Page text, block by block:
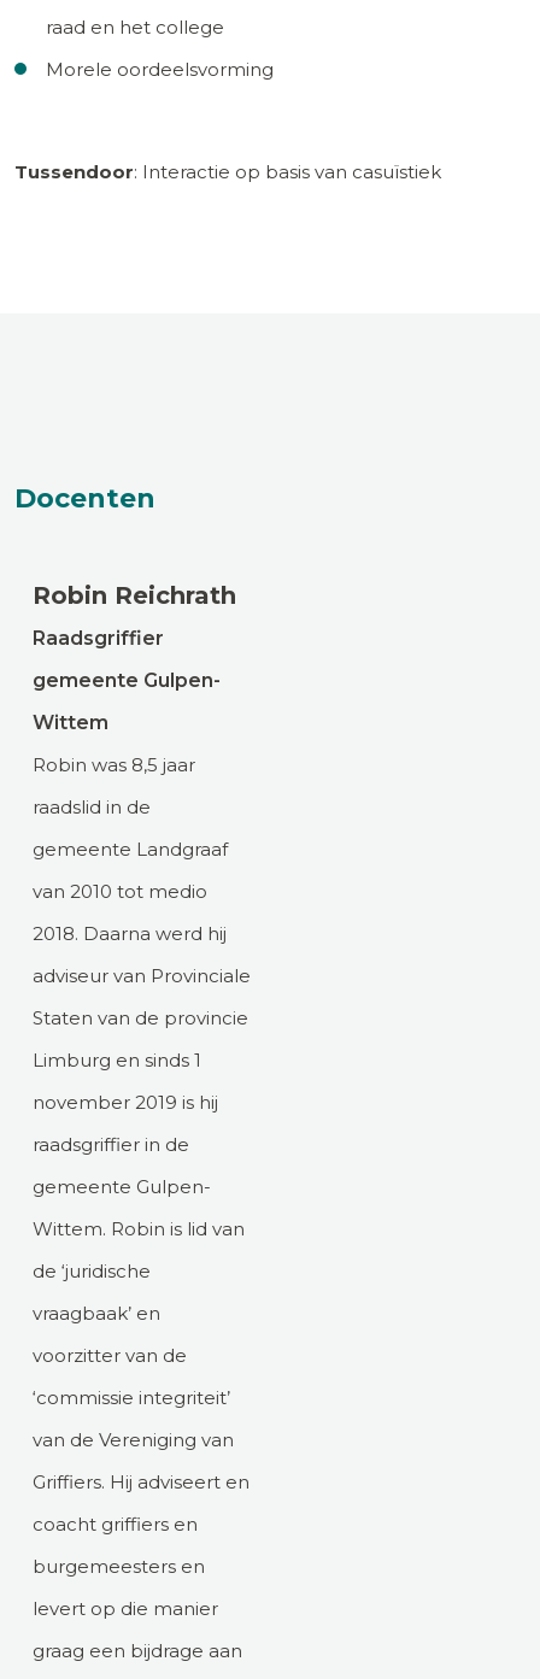
raad en het college
Morele oordeelsvorming
Tussendoor: Interactie op basis van casuïstiek
Docenten
Robin Reichrath
Raadsgriffier
gemeente Gulpen-
Wittem
Robin was 8,5 jaar
raadslid in de
gemeente Landgraaf
van 2010 tot medio
2018. Daarna werd hij
adviseur van Provinciale
Staten van de provincie
Limburg en sinds 1
november 2019 is hij
raadsgriffier in de
gemeente Gulpen-
Wittem. Robin is lid van
de ‘juridische
vraagbaak’ en
voorzitter van de
‘commissie integriteit’
van de Vereniging van
Griffiers. Hij adviseert en
coacht griffiers en
burgemeesters en
levert op die manier
graag een bijdrage aan